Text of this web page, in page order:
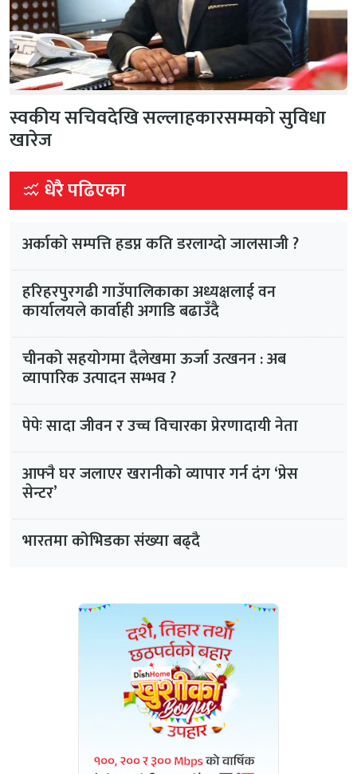
स्वकीय सचिवदेखि सल्लाहकारसम्मको सुविधा
खारेज
धेरै पढिएका
अर्काको सम्पत्ति हडप्न कति डरलाग्दो जालसाजी ?
हरिहरपुरगढी गाउँपालिकाका अध्यक्षलाई वन
कार्यालयले कार्वाही अगाडि बढाउँदै
चीनको सहयोगमा दैलेखमा ऊर्जा उत्खनन : अब
व्यापारिक उत्पादन सम्भव ?
पेपेः सादा जीवन र उच्च विचारका प्रेरणादायी नेता
आफ्नै घर जलाएर खरानीको व्यापार गर्न दंग ‘प्रेस
सेन्टर’
भारतमा कोभिडका संख्या बढ्दै